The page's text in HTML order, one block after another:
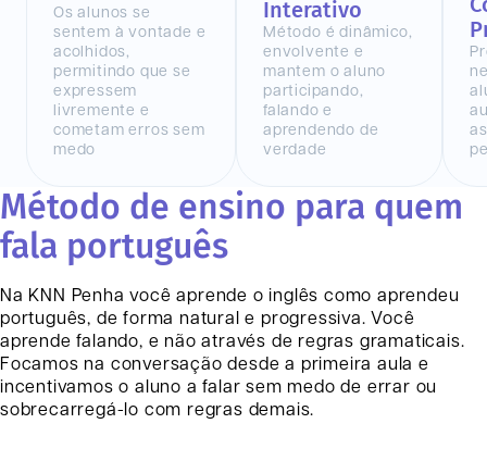
Os alunos se
sentem à vontade e
acolhidos,
permitindo que se
expressem
livremente e
cometam erros sem
medo
Interativo
Método é dinâmico,
envolvente e
mantem o aluno
participando,
falando e
aprendendo de
verdade
Método de ensino para quem
fala português
Na KNN Penha você aprende o inglês como aprendeu
português, de forma natural e progressiva. Você
aprende falando, e não através de regras gramaticais.
Focamos na conversação desde a primeira aula e
incentivamos o aluno a falar sem medo de errar ou
sobrecarregá-lo com regras demais.